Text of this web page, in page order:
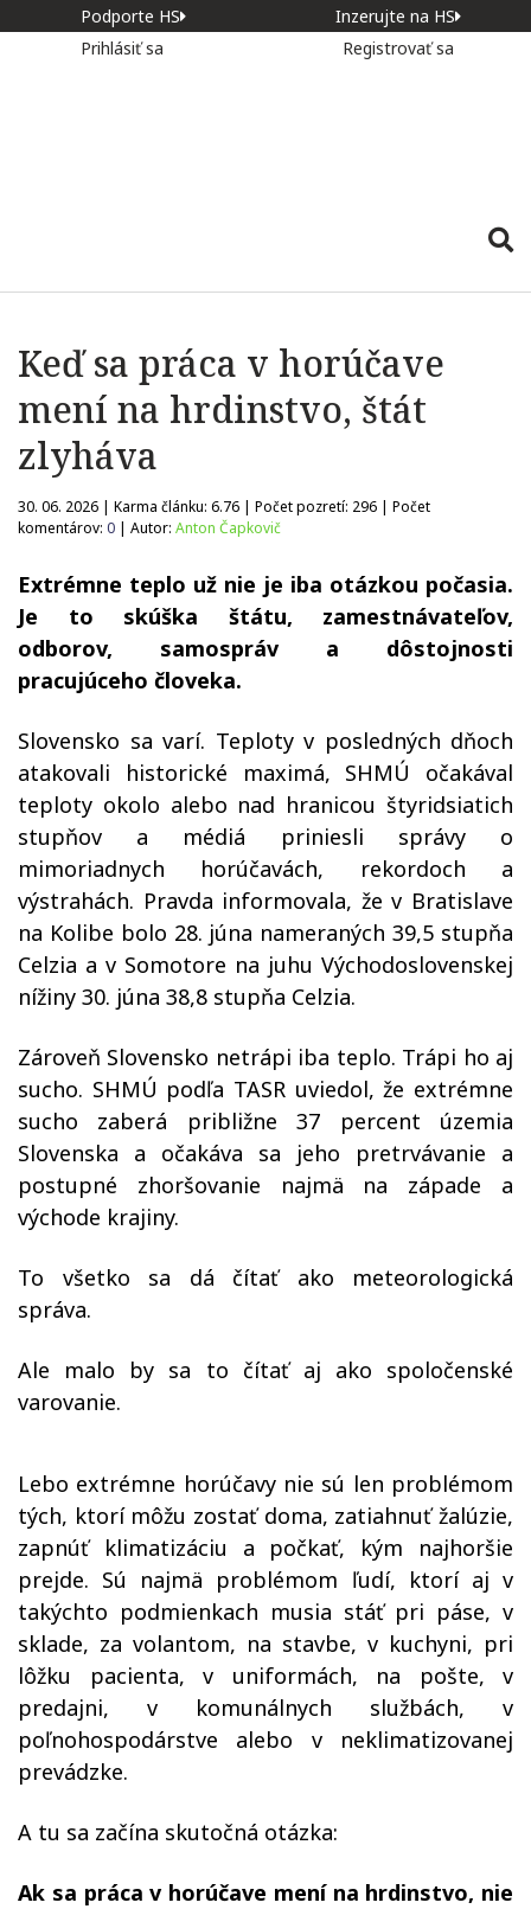
Podporte HS
Inzerujte na HS
Prihlásiť sa
Registrovať sa
Keď sa práca v horúčave
mení na hrdinstvo, štát
zlyháva
30. 06. 2026 | Karma článku: 6.76 | Počet pozretí: 296 | Počet
komentárov: 0 | Autor: Anton Čapkovič
Extrémne teplo už nie je iba otázkou počasia.
Je to skúška štátu, zamestnávateľov,
odborov, samospráv a dôstojnosti
pracujúceho človeka.
Slovensko sa varí. Teploty v posledných dňoch
atakovali historické maximá, SHMÚ očakával
teploty okolo alebo nad hranicou štyridsiatich
stupňov a médiá priniesli správy o
mimoriadnych horúčavách, rekordoch a
výstrahách. Pravda informovala, že v Bratislave
na Kolibe bolo 28. júna nameraných 39,5 stupňa
Celzia a v Somotore na juhu Východoslovenskej
nížiny 30. júna 38,8 stupňa Celzia.
Zároveň Slovensko netrápi iba teplo. Trápi ho aj
sucho. SHMÚ podľa TASR uviedol, že extrémne
sucho zaberá približne 37 percent územia
Slovenska a očakáva sa jeho pretrvávanie a
postupné zhoršovanie najmä na západe a
východe krajiny.
To všetko sa dá čítať ako meteorologická
správa.
Ale malo by sa to čítať aj ako spoločenské
varovanie.
Lebo extrémne horúčavy nie sú len problémom
tých, ktorí môžu zostať doma, zatiahnuť žalúzie,
zapnúť klimatizáciu a počkať, kým najhoršie
prejde. Sú najmä problémom ľudí, ktorí aj v
takýchto podmienkach musia stáť pri páse, v
sklade, za volantom, na stavbe, v kuchyni, pri
lôžku pacienta, v uniformách, na pošte, v
predajni, v komunálnych službách, v
poľnohospodárstve alebo v neklimatizovanej
prevádzke.
A tu sa začína skutočná otázka:
Ak sa práca v horúčave mení na hrdinstvo, nie